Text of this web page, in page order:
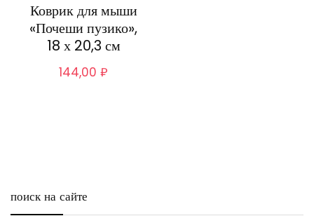
Коврик для мыши
«Почеши пузико»,
18 х 20,3 см
144,00₽
поиск на сайте